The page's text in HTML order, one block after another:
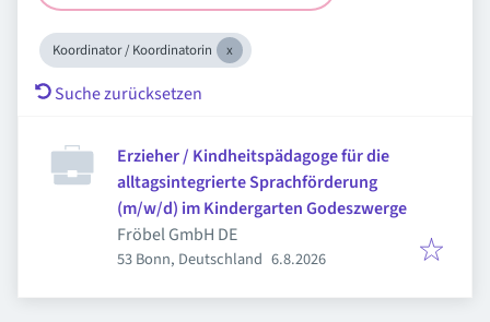
Koordinator / Koordinatorin
Suche zurücksetzen
Erzieher / Kindheitspädagoge für die
alltagsintegrierte Sprachförderung
(m/w/d) im Kindergarten Godeszwerge
Fröbel GmbH DE
53 Bonn, Deutschland Veröffentlicht
6.8.2026